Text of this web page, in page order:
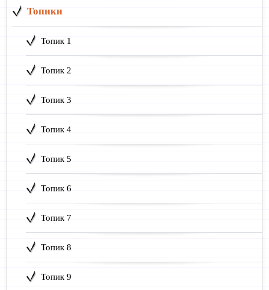
Топики
Топик 1
Топик 2
Топик 3
Топик 4
Топик 5
Топик 6
Топик 7
Топик 8
Топик 9